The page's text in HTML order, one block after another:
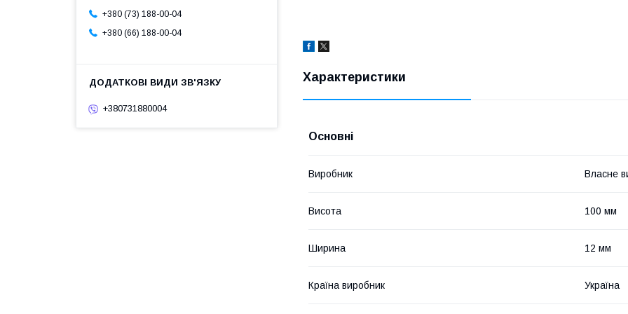
Характеристики
Основні
Виробник Власне
Висота 100 мм
Ширина 12 мм
Країна виробник Україна
+380 (73) 188-00-04
+380 (66) 188-00-04
+380731880004